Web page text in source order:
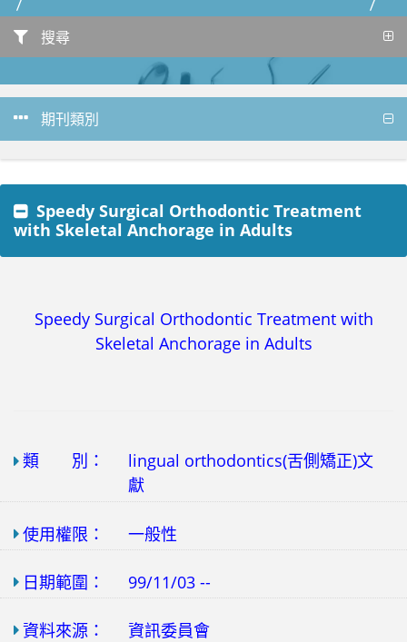
搜尋
期刊類別
Speedy Surgical Orthodontic Treatment
with Skeletal Anchorage in Adults
Speedy Surgical Orthodontic Treatment with
Skeletal Anchorage in Adults
類 別：
lingual orthodontics(舌側矯正)文
獻
使用權限： 一般性
日期範圍： 99/11/03 --
資料來源： 資訊委員會